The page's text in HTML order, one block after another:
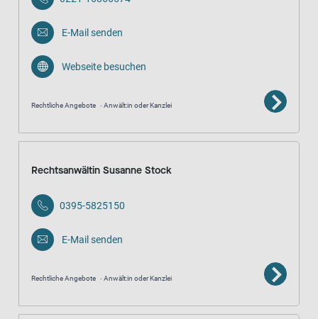
E-Mail senden
Webseite besuchen
Rechtliche Angebote Anwält:in oder Kanzlei
Rechtsanwältin Susanne Stock
0395-5825150
E-Mail senden
Rechtliche Angebote Anwält:in oder Kanzlei